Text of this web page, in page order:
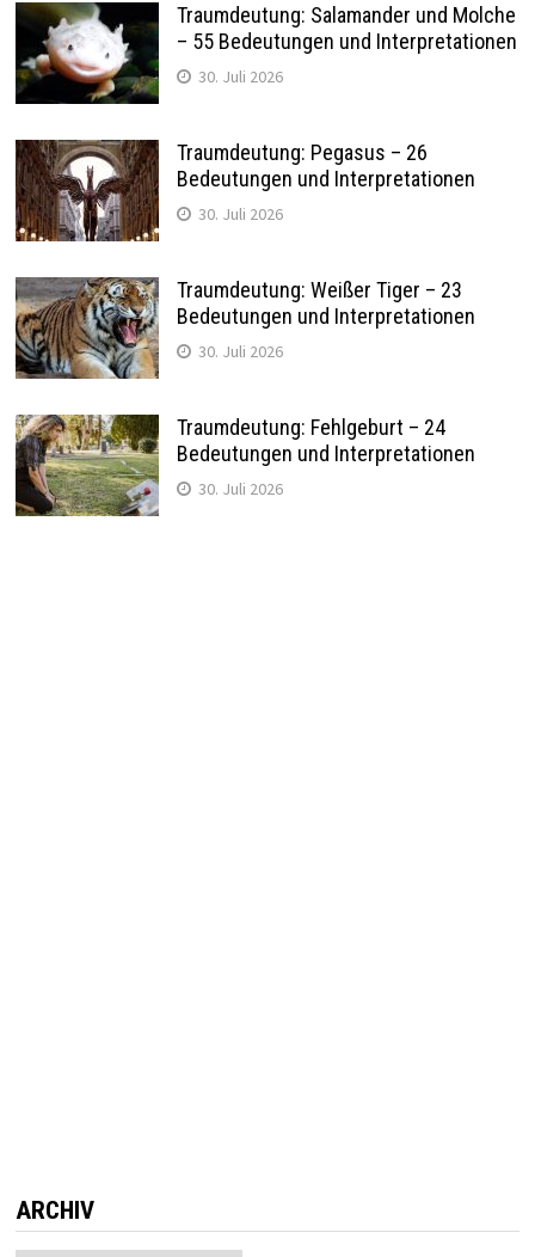
Traumdeutung: Salamander und Molche
– 55 Bedeutungen und Interpretationen
30. Juli 2026
Traumdeutung: Pegasus – 26
Bedeutungen und Interpretationen
30. Juli 2026
Traumdeutung: Weißer Tiger – 23
Bedeutungen und Interpretationen
30. Juli 2026
Traumdeutung: Fehlgeburt – 24
Bedeutungen und Interpretationen
30. Juli 2026
ARCHIV